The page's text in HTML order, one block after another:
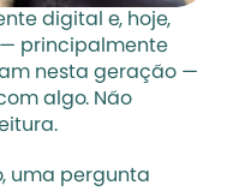
digital e, hoje,
— principalmente
nesta geração —
algo. Não
uma pergunta